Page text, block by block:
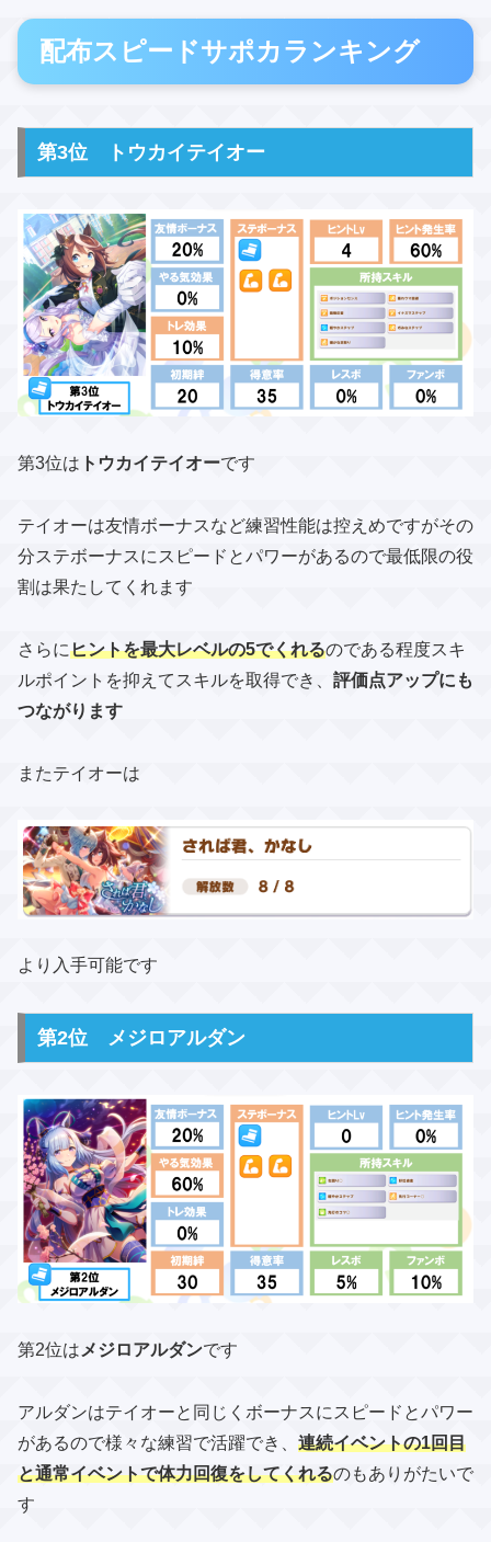
配布スピードサポカランキング
第3位 トウカイテイオー
第3位は トウカイテイオーです
テイオーは友情ボーナスなど練習性能は控えめですがその
分ステボーナスにスピードとパワーが​あるので最低限の役
割は果たしてくれます
さらにヒントを最大レベルの5でくれるのである程度スキ
ルポイントを抑えてスキルを取得でき、​ 評価点アップにも
つながります
またテイオーは
より入手可能です
第2位 メジロアルダン
第2位は メジロアルダンです
アルダンはテイオーと同じくボーナスにスピードとパワー
があるので様々な練習で活躍でき、​ 連続イベントの1回目
と通常イベントで体力回復をしてくれるのもありがたいで
す